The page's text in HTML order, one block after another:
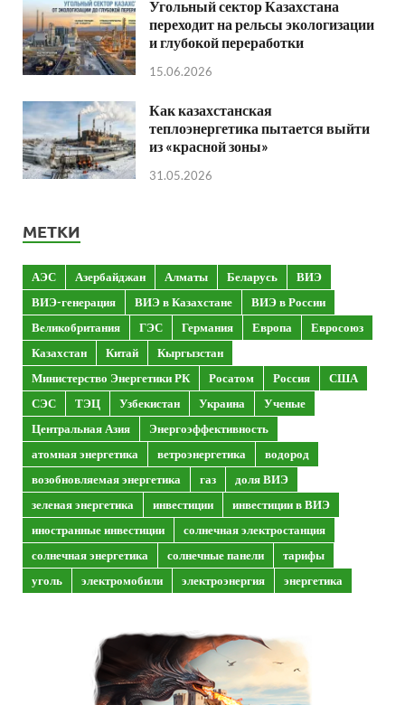
Угольный сектор Казахстана
переходит на рельсы экологизации
и глубокой переработки
15.06.2026
Как казахстанская
теплоэнергетика пытается выйти
из «красной зоны»
31.05.2026
МЕТКИ
АЭС Азербайджан Алматы Беларусь
ВИЭ
ВИЭ-генерация
ВИЭ в Казахстане
ВИЭ в России
Великобритания
ГЭС Германия Европа
Евросоюз
Казахстан
Китай
Кыргызстан
Министерство Энергетики РК
Росатом Россия
США
СЭС
ТЭЦ Узбекистан Украина
Ученые
Центральная Азия
Энергоэффективность
атомная энергетика
ветроэнергетика
водород
возобновляемая энергетика
газ
доля ВИЭ
зеленая энергетика
инвестиции
инвестиции в ВИЭ
иностранные инвестиции
солнечная электростанция
солнечная энергетика
солнечные панели
тарифы
уголь
электромобили электроэнергия энергетика